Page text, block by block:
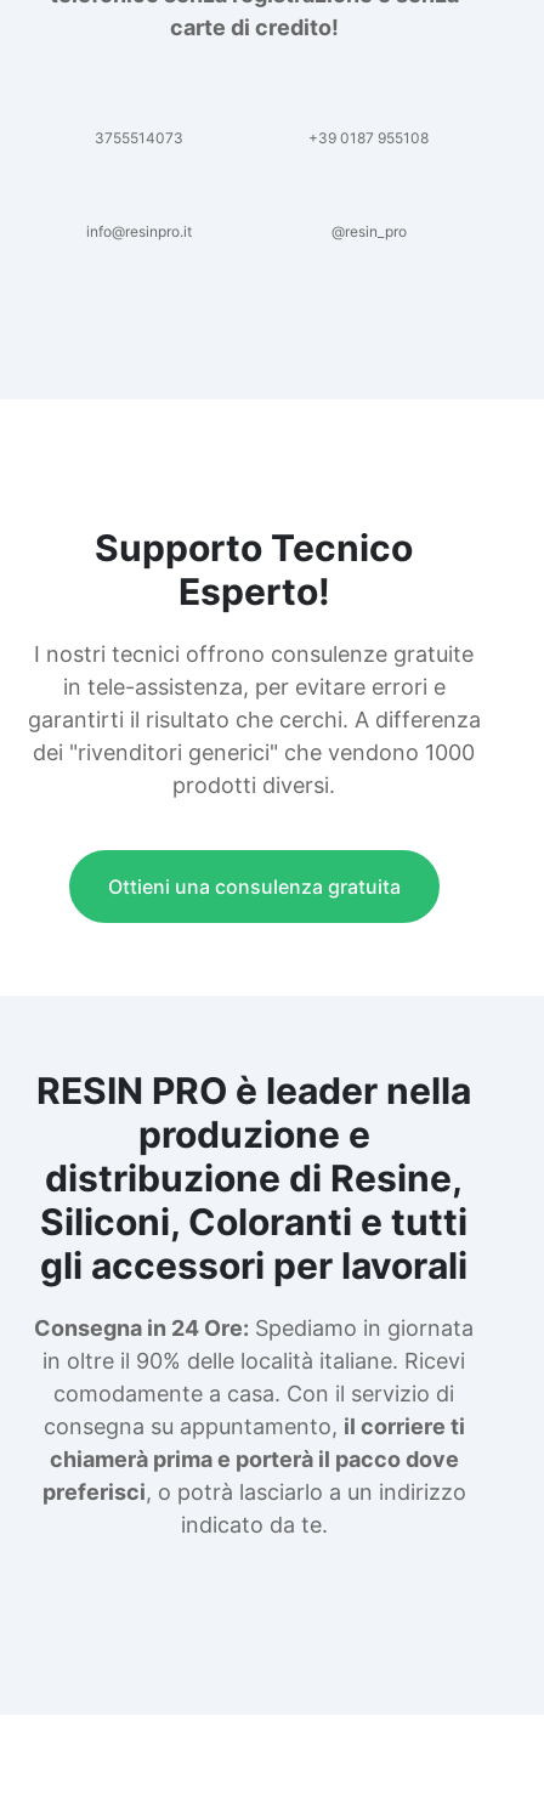
carte di credito!
3755514073 +39 0187 955108
info@resinpro.it @resin_pro
Supporto Tecnico
Esperto!
I nostri tecnici offrono consulenze gratuite
in tele-assistenza, per evitare errori e
garantirti il risultato che cerchi. A differenza
dei "rivenditori generici" che vendono 1000
prodotti diversi.
Ottieni una consulenza gratuita
RESIN PRO è leader nella
produzione e
distribuzione di Resine,
Siliconi, Coloranti e tutti
gli accessori per lavorali
Consegna in 24 Ore: Spediamo in giornata
in oltre il 90% delle località italiane. Ricevi
comodamente a casa. Con il servizio di
consegna su appuntamento, il corriere ti
chiamerà prima e porterà il pacco dove
preferisci, o potrà lasciarlo a un indirizzo
indicato da te.